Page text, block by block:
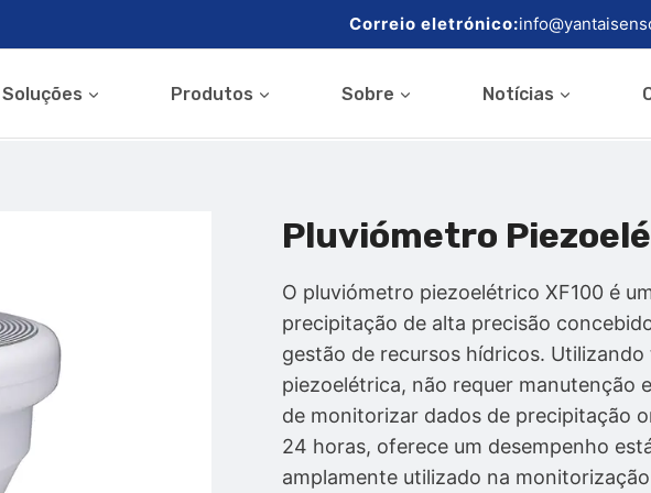
Correio eletrónico:
Soluções Produtos Sobre Notícias
Pluviómetro
O pluviómetro piezoelétrico XF100 é
precipitação de alta precisão
gestão de recursos hídricos.
piezoelétrica, não requer manutenção
de monitorizar dados de precipitação
24 horas, oferece um desempenho
amplamente utilizado na